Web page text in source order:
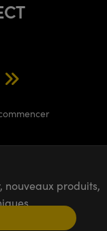
nouveaux produits,